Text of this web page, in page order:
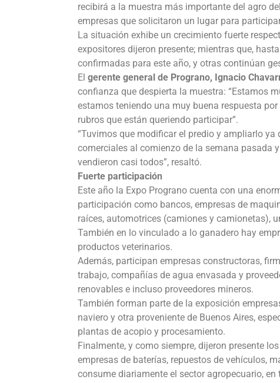
recibirá a la muestra más importante del agro
empresas que solicitaron un lugar para
La situación exhibe un crecimiento fuerte
expositores dijeron presente; mientras que,
confirmadas para este año, y otras continúan
El gerente general de Prograno, Ignacio
confianza que despierta la muestra: “Estamos
estamos teniendo una muy buena respuesta
rubros que están queriendo participar”.
“Tuvimos que modificar el predio y ampliarlo
comerciales al comienzo de la semana pasada
vendieron casi todos”, resaltó.
Fuerte participación
Este año la Expo Prograno cuenta con una
participación como bancos, empresas de
raíces, automotrices (camiones y camionetas),
También en lo vinculado a lo ganadero hay
productos veterinarios.
Además, participan empresas constructoras,
trabajo, compañías de agua envasada y
renovables e incluso proveedores mineros.
También forman parte de la exposición
naviero y otra proveniente de Buenos Aires,
plantas de acopio y procesamiento.
Finalmente, y como siempre, dijeron presente
empresas de baterías, repuestos de vehículos,
consume diariamente el sector agropecuario,